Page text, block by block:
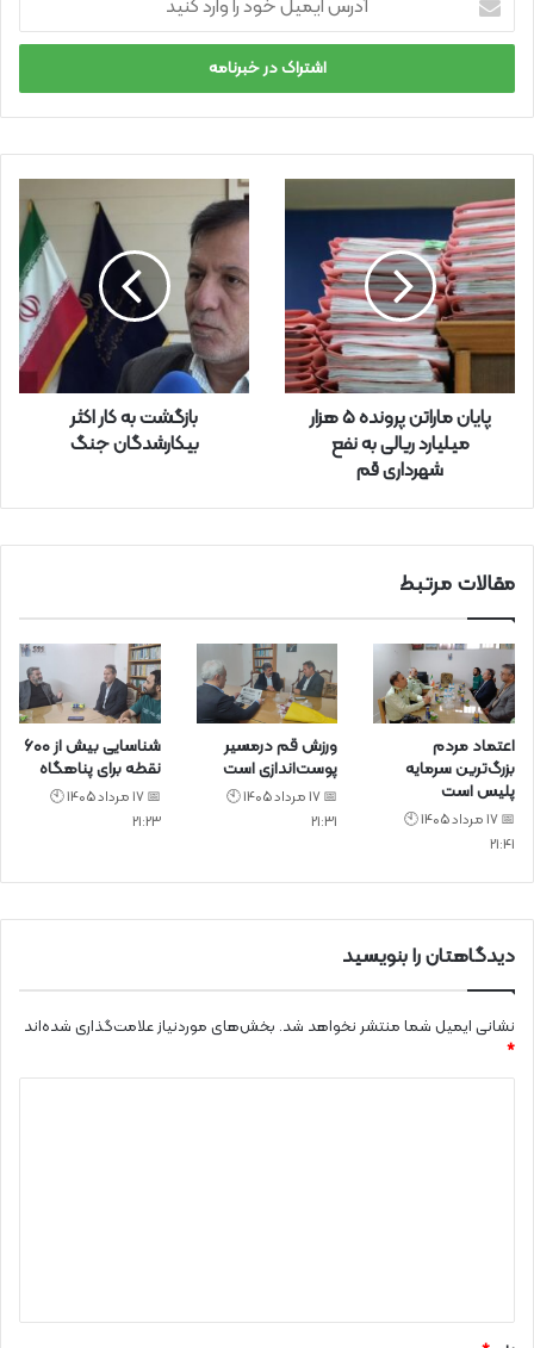
ر
ا
ی
ل
خ
و
د
ر
ا
ر
پایان ماراتن پرونده ۵ هزار
میلیارد ریالی به نفع
شهرداری قم
بازگشت به کار اکثر
بیکارشدگان جنگ
مقالات مرتبط
اعتماد مردم
بزرگ‌ترین سرمایه
پلیس است
📅 17 مرداد 1405 🕙
21:41
ورزش قم درمسیر
پوست‌اندازی است
📅 17 مرداد 1405 🕙
21:31
شناسایی بیش از ۶۰۰
نقطه برای پناهگاه
📅 17 مرداد 1405 🕙
21:23
دیدگاهتان را بنویسید
نشانی ایمیل شما منتشر نخواهد شد. بخش‌های موردنیاز علامت‌گذاری شده‌اند
*